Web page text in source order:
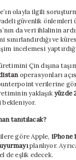
olayla ilgili
güvenlik önlemleri
da veri ihlalinin
ve
incelemesi
üretimini Çin dışına
operasyonları
verilerine
yaklaşıkyüzde
tanıtılacak?
göre Apple, iPhone
planlıyor.
de eşlik edecek.